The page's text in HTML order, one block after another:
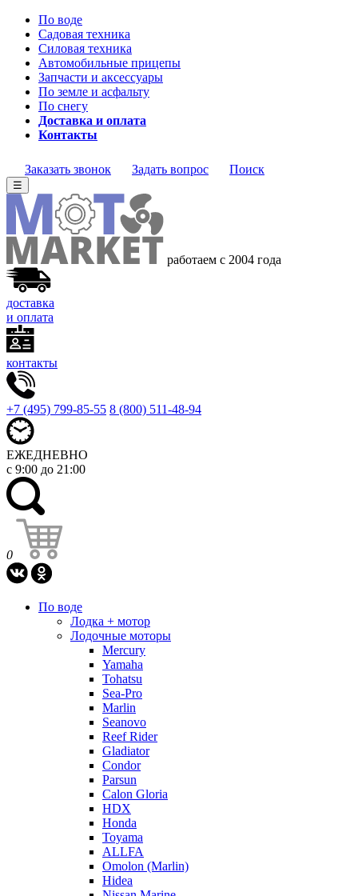
По воде
Садовая техника
Силовая техника
Автомобильные прицепы
Запчасти и аксессуары
По земле и асфальту
По снегу
Доставка и оплата
Контакты
Заказать звонок Задать вопрос Поиск
☰
работаем с 2004 года
доставка
и оплата
контакты
+7 (495) 799-85-55 8 (800) 511-48-94
ЕЖЕДНЕВНО
с 9:00 до 21:00
0
По воде
Лодка + мотор
Лодочные моторы
Mercury
Yamaha
Tohatsu
Sea-Pro
Marlin
Seanovo
Reef Rider
Gladiator
Condor
Parsun
Calon Gloria
HDX
Honda
Toyama
ALLFA
Omolon (Marlin)
Hidea